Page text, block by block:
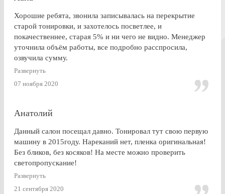
Хорошие ребята, звонила записывалась на перекрытие
старой тонировки, и захотелось посветлее, и
покачественнее, старая 5% и ни чего не видно. Менеджер
уточнила объём работы, все подробно расспросила,
озвучила сумму.
По Работе и в целом претензии нет. Только опоздала к
завершении работ, машина ждала уже готовая меня. Жаль,
что заранее не позвонили.
Развернуть
07 ноября 2020
Анатолий
Данный салон посещал давно. Тонировал тут свою первую
машину в 2015году. Нареканий нет, пленка оригинальная!
Без бликов, без косяков! На месте можно проверить
светопропускание!
Развернуть
21 сентября 2020